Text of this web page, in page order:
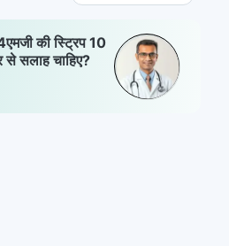
की स्ट्रिप 10
से सलाह चाहिए?